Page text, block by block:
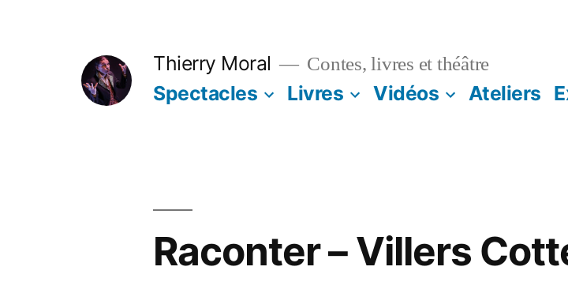
Thierry Moral Contes, livres et théâtre
Spectacles Livres Vidéos Ateliers
Raconter – Villers